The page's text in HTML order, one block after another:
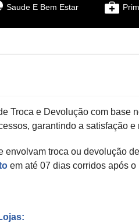
Saude E Bem Estar
Troca e Devolução com base
garantindo a satisfação
envolvam troca ou devolução
em até 07 dias corridos após